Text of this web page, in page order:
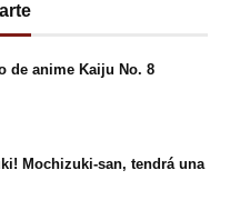
de anime Kaiju No. 8
Mochizuki-san, tendrá una